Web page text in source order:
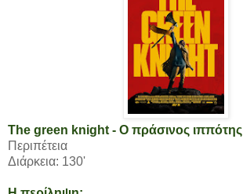
The green knight - Ο πράσινος ιππότης
Περιπέτεια
Διάρκεια: 130'